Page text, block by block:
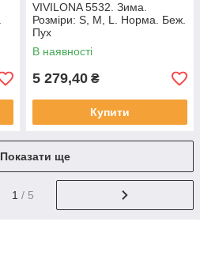
VIVILONA 5532. Зима.
Розміри: S, M, L. Норма. Беж.
Пух
В наявності
5 279,40 ₴
Купити
Показати ще
1 / 5